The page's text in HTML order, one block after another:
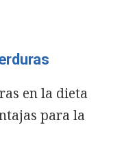
en la dieta
para la